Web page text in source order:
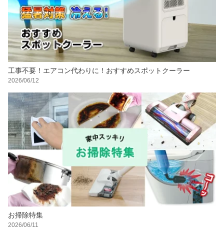
工事不要！エアコン代わりに！おすすめスポットクーラー
2026/06/12
お掃除特集
2026/06/11